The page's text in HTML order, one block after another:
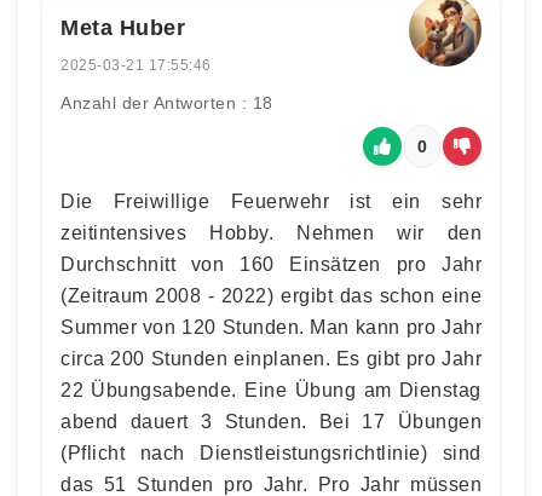
Meta Huber
2025-03-21 17:55:46
Anzahl der Antworten : 18
0
Die Freiwillige Feuerwehr ist ein sehr
zeitintensives Hobby. Nehmen wir den
Durchschnitt von 160 Einsätzen pro Jahr
(Zeitraum 2008 - 2022) ergibt das schon eine
Summer von 120 Stunden. Man kann pro Jahr
circa 200 Stunden einplanen. Es gibt pro Jahr
22 Übungsabende. Eine Übung am Dienstag
abend dauert 3 Stunden. Bei 17 Übungen
(Pflicht nach Dienstleistungsrichtlinie) sind
das 51 Stunden pro Jahr. Pro Jahr müssen